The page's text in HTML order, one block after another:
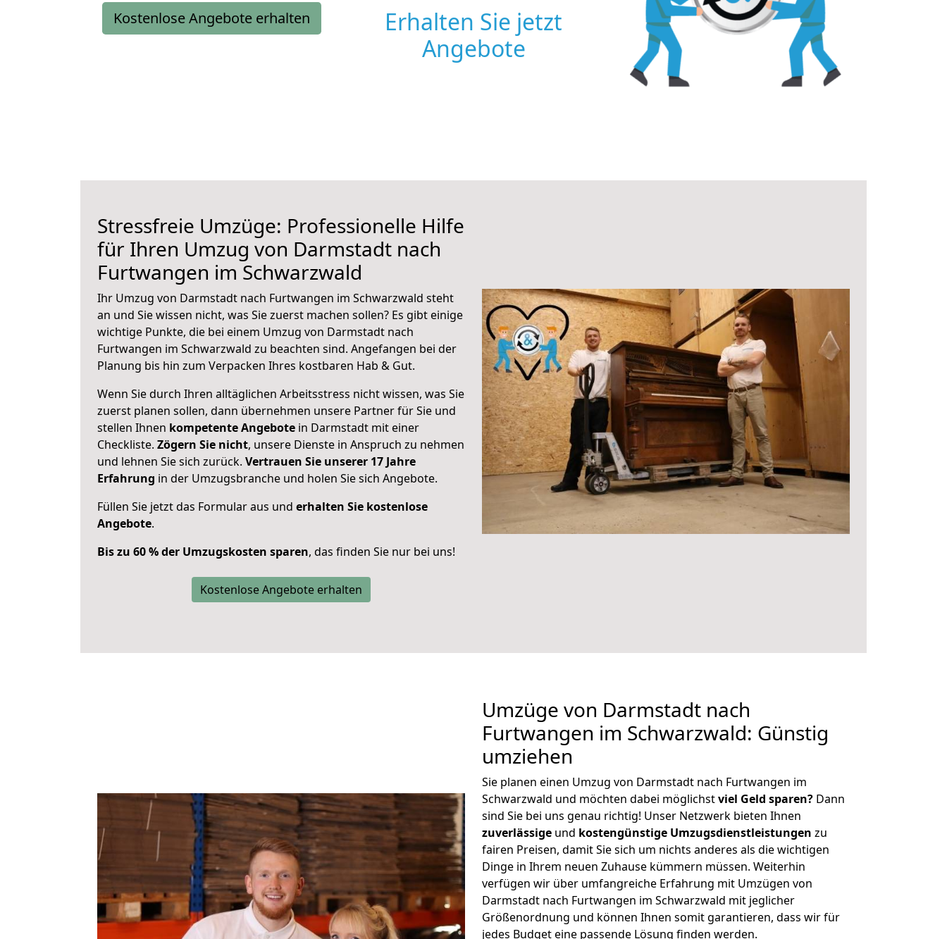
Kostenlose Angebote erhalten
Erhalten Sie jetzt
Angebote
Stressfreie Umzüge: Professionelle Hilfe
für Ihren Umzug von Darmstadt nach
Furtwangen im Schwarzwald
Ihr Umzug von Darmstadt nach Furtwangen im Schwarzwald steht
an und Sie wissen nicht, was Sie zuerst machen sollen? Es gibt einige
wichtige Punkte, die bei einem Umzug von Darmstadt nach
Furtwangen im Schwarzwald zu beachten sind. Angefangen bei der
Planung bis hin zum Verpacken Ihres kostbaren Hab & Gut.
Wenn Sie durch Ihren alltäglichen Arbeitsstress nicht wissen, was Sie
zuerst planen sollen, dann übernehmen unsere Partner für Sie und
stellen Ihnen kompetente Angebote in Darmstadt mit einer
Checkliste. Zögern Sie nicht, unsere Dienste in Anspruch zu nehmen
und lehnen Sie sich zurück. Vertrauen Sie unserer 17 Jahre
Erfahrung in der Umzugsbranche und holen Sie sich Angebote.
Füllen Sie jetzt das Formular aus und erhalten Sie kostenlose
Angebote.
Bis zu 60 % der Umzugskosten sparen, das finden Sie nur bei uns!
Kostenlose Angebote erhalten
Umzüge von Darmstadt nach
Furtwangen im Schwarzwald: Günstig
umziehen
Sie planen einen Umzug von Darmstadt nach Furtwangen im
Schwarzwald und möchten dabei möglichstviel Geld sparen? Dann
sind Sie bei uns genau richtig! Unser Netzwerk bieten Ihnen
zuverlässige und kostengünstige Umzugsdienstleistungen zu
fairen Preisen, damit Sie sich um nichts anderes als die wichtigen
Dinge in Ihrem neuen Zuhause kümmern müssen. Weiterhin
verfügen wir über umfangreiche Erfahrung mit Umzügen von
Darmstadt nach Furtwangen im Schwarzwald mit jeglicher
Größenordnung und können Ihnen somit garantieren, dass wir für
jedes Budget eine passende Lösung finden werden.